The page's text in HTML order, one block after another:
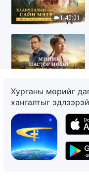
1:40:01
2:01:46
1:57:53
Хурганы мөрийг
хангалтыг эдлээрэй